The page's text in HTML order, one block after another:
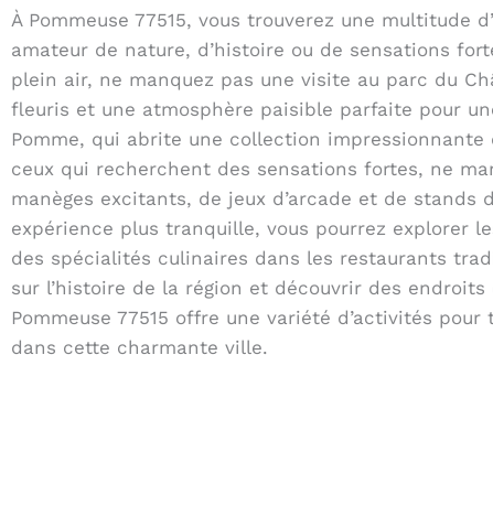
À Pommeuse 77515, vous trouverez une
amateur de nature, d’histoire ou de sensations
plein air, ne manquez pas une visite au parc du
fleuris et une atmosphère paisible parfaite pour
Pomme, qui abrite une collection
ceux qui recherchent des sensations fortes, ne
manèges excitants, de jeux d’arcade et de
expérience plus tranquille, vous pourrez explorer
des spécialités culinaires dans les restaurants
sur l’histoire de la région et découvrir des
Pommeuse 77515 offre une variété d’activités
dans cette charmante ville.